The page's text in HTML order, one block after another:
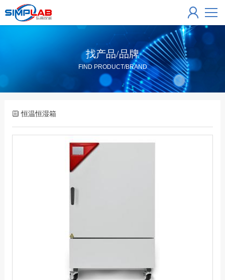
找产品/品牌
FIND PRODUCT/BRAND
恒温恒湿箱